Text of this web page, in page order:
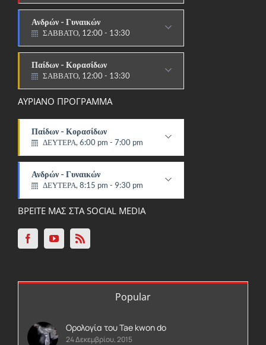
Ανδρών - Γυναικών
ΣΑΒΒΑΤΟ, 12:00 - 13:30
Παίδων - Κορασίδων
ΣΑΒΒΑΤΟ, 12:00 - 13:30
ΑΥΡΙΑΝΟ ΠΡΟΓΡΑΜΜΑ
Παίδων - Κορασίδων
ΔΕΥΤΕΡΑ, 6:00 pm - 7:00 pm
Ανδρών - Γυναικών
ΔΕΥΤΕΡΑ, 8:15 pm - 9:30 pm
ΒΡΕΙΤΕ ΜΑΣ ΣΤΑ SOCIAL MEDIA
Popular
Ορολογία του Tae kwon do
24 Δεκεμβρίου, 2015